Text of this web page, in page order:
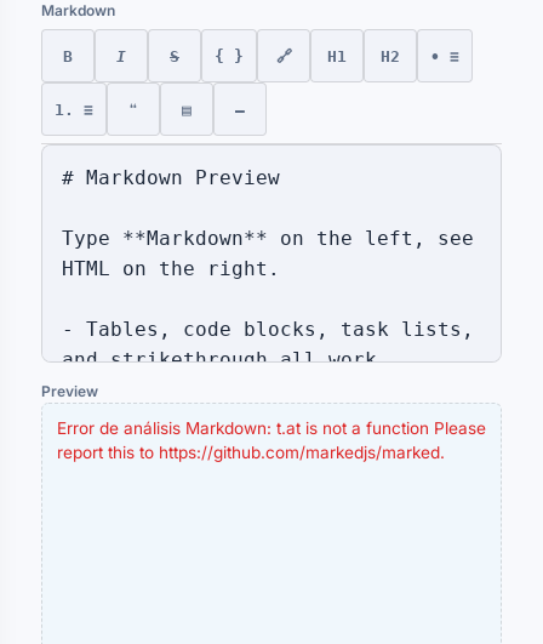
Markdown
B I S { } 🔗 H1 H2 • ≡
1. ≡ ❝ ▤ —
Preview
Error de análisis Markdown: t.at is not a function Please
report this to https://github.com/markedjs/marked.